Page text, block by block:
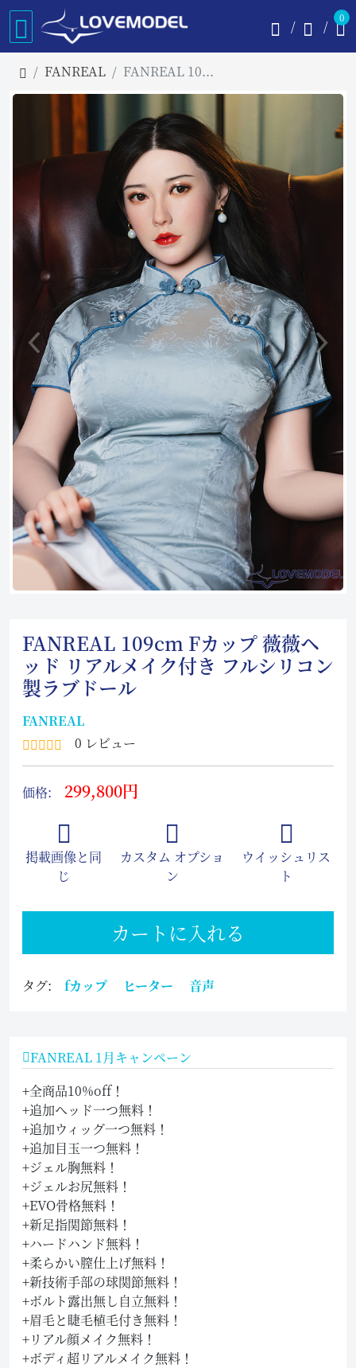
0
FANREAL FANREAL 109cm Fカップ 薇薇 フルシリコン製ラブドール
FANREAL 109cm Fカップ 薇薇ヘ
ッド リアルメイク付き フルシリコン
製ラブドール
FANREAL
0 レビュー
価格: 299,800円
掲載画像と同
じ
カスタム オプショ
ン
ウイッシュリス
ト
カートに入れる
タグ: fカップ ヒーター 音声
FANREAL 1月キャンペーン
+全商品10%off！
+追加ヘッド一つ無料！
+追加ウィッグ一つ無料！
+追加目玉一つ無料！
+ジェル胸無料！
+ジェルお尻無料！
+EVO骨格無料！
+新足指関節無料！
+ハードハンド無料！
+柔らかい膣仕上げ無料！
+新技術手部の球関節無料！
+ボルト露出無し自立無料！
+眉毛と睫毛植毛付き無料！
+リアル顔メイク無料！
+ボディ超リアルメイク無料！